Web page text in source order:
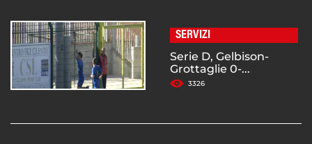
SERVIZI
Serie D, Gelbison-
Grottaglie 0-...
3326